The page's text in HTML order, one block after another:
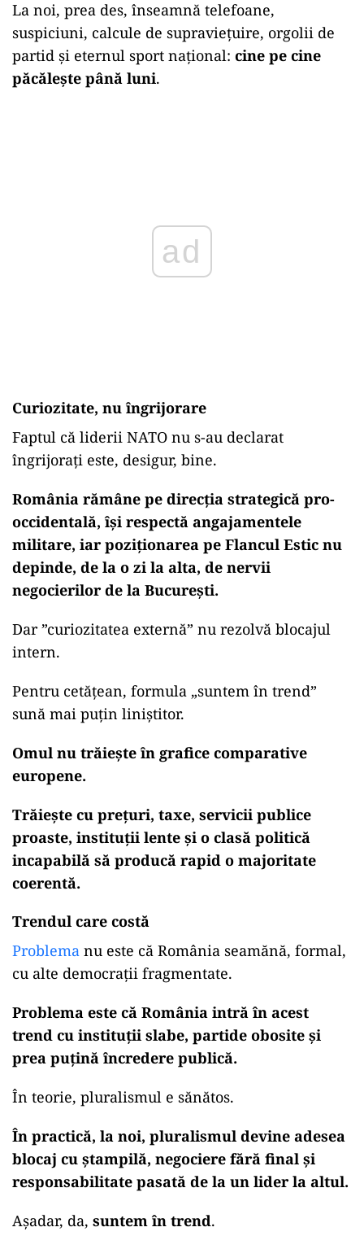
La noi, prea des, înseamnă telefoane,
suspiciuni, calcule de supraviețuire, orgolii de
partid și eternul sport național: cine pe cine
păcălește până luni.
ad
Curiozitate, nu îngrijorare
Faptul că liderii NATO nu s-au declarat
îngrijorați este, desigur, bine.
România rămâne pe direcția strategică pro-
occidentală, își respectă angajamentele
militare, iar poziționarea pe Flancul Estic nu
depinde, de la o zi la alta, de nervii
negocierilor de la București.
Dar ”curiozitatea externă” nu rezolvă blocajul
intern.
Pentru cetățean, formula „suntem în trend”
sună mai puțin liniștitor.
Omul nu trăiește în grafice comparative
europene.
Trăiește cu prețuri, taxe, servicii publice
proaste, instituții lente și o clasă politică
incapabilă să producă rapid o majoritate
coerentă.
Trendul care costă
Problema nu este că România seamănă, formal,
cu alte democrații fragmentate.
Problema este că România intră în acest
trend cu instituții slabe, partide obosite și
prea puțină încredere publică.
În teorie, pluralismul e sănătos.
În practică, la noi, pluralismul devine adesea
blocaj cu ștampilă, negociere fără final și
responsabilitate pasată de la un lider la altul.
Așadar, da, suntem în trend.